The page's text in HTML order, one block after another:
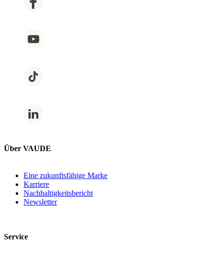
Über VAUDE
Eine zukunftsfähige Marke
Karriere
Nachhaltigkeitsbericht
Newsletter
Service